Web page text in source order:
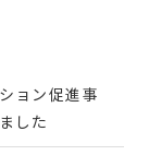
ョン促進事
した